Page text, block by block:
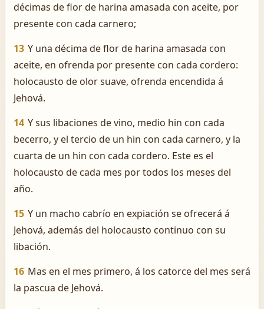
décimas de flor de harina amasada con aceite, por
presente con cada carnero;
13 Y una décima de flor de harina amasada con
aceite, en ofrenda por presente con cada cordero:
holocausto de olor suave, ofrenda encendida á
Jehová.
14 Y sus libaciones de vino, medio hin con cada
becerro, y el tercio de un hin con cada carnero, y la
cuarta de un hin con cada cordero. Este es el
holocausto de cada mes por todos los meses del
año.
15 Y un macho cabrío en expiación se ofrecerá á
Jehová, además del holocausto continuo con su
libación.
16 Mas en el mes primero, á los catorce del mes será
la pascua de Jehová.